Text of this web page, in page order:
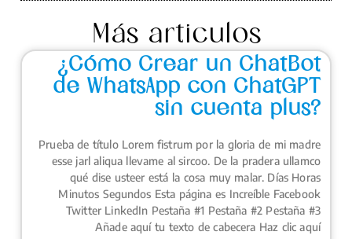
Más articulos
¿Cómo Crear un ChatBot
de WhatsApp con ChatGPT
sin cuenta plus?
Prueba de título Lorem fistrum por la gloria de mi madre
esse jarl aliqua llevame al sircoo. De la pradera ullamco
qué dise usteer está la cosa muy malar. Días Horas
Minutos Segundos Esta página es Increíble Facebook
Twitter LinkedIn Pestaña #1 Pestaña #2 Pestaña #3
Añade aquí tu texto de cabecera Haz clic aquí